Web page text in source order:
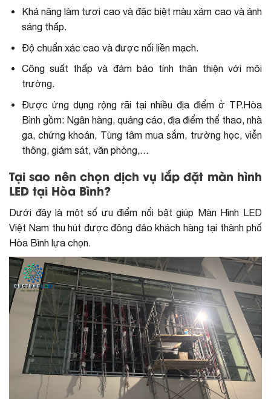
Khả năng làm tươi cao và đặc biệt màu xám cao và ánh
sáng thấp.
Độ chuẩn xác cao và được nối liền mạch.
Công suất thấp và đảm bảo tính thân thiện với môi
trường.
Được ứng dụng rộng rãi tại nhiều địa điểm ở TP.Hòa
Bình gồm: Ngân hàng, quảng cáo, địa điểm thể thao, nhà
ga, chứng khoán, Tùng tâm mua sắm, trường học, viễn
thông, giám sát, văn phòng,…
Tại sao nên chọn dịch vụ lắp đặt màn hình
LED tại Hòa Bình?
Dưới đây là một số ưu điểm nổi bật giúp Màn Hình LED
Việt Nam thu hút được đông đảo khách hàng tại thành phố
Hòa Bình lựa chọn.